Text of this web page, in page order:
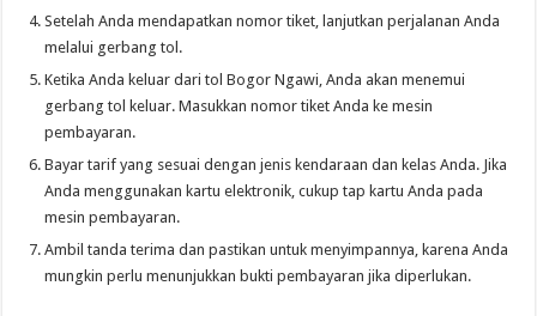
Setelah Anda mendapatkan nomor tiket, lanjutkan perjalanan Anda
melalui gerbang tol.
Ketika Anda keluar dari tol Bogor Ngawi, Anda akan menemui
gerbang tol keluar. Masukkan nomor tiket Anda ke mesin
pembayaran.
Bayar tarif yang sesuai dengan jenis kendaraan dan kelas Anda. Jika
Anda menggunakan kartu elektronik, cukup tap kartu Anda pada
mesin pembayaran.
Ambil tanda terima dan pastikan untuk menyimpannya, karena Anda
mungkin perlu menunjukkan bukti pembayaran jika diperlukan.